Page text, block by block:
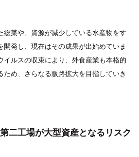
総菜や、資源が減少している水産物をす
開発し、現在はその成果が出始めていま
イルスの収束により、外食産業も本格的
ため、さらなる販路拡大を目指していき
二工場が大型資産となるリスク